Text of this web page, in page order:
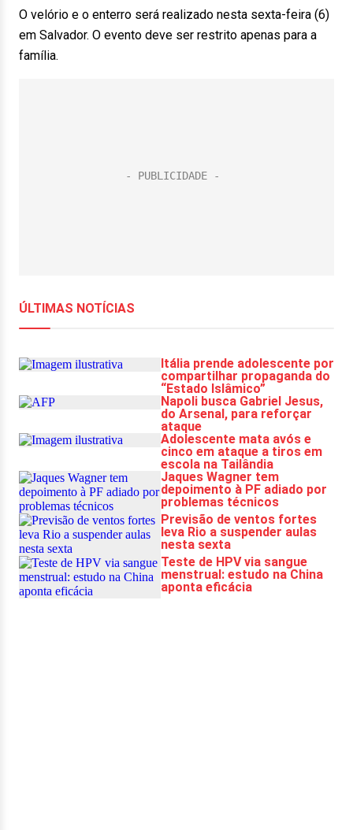
O velório e o enterro será realizado nesta sexta-feira (6)
em Salvador. O evento deve ser restrito apenas para a
família.